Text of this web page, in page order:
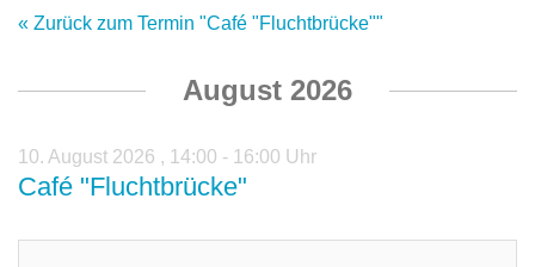
« Zurück zum Termin "Café "Fluchtbrücke""
August 2026
10. August 2026 , 14:00 - 16:00 Uhr
Café "Fluchtbrücke"